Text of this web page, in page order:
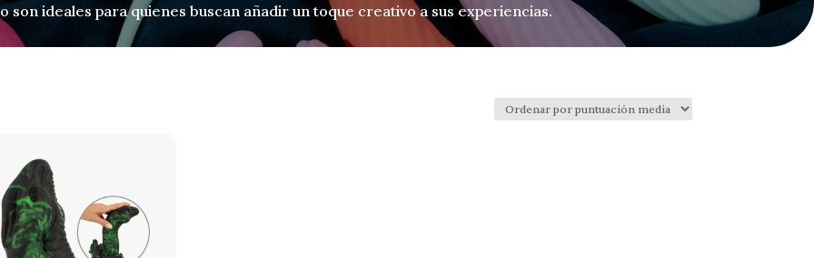
ideales para quienes buscan añadir un toque creativo a sus experiencias.